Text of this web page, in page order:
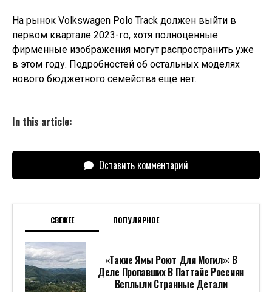
На рынок Volkswagen Polo Track должен выйти в
первом квартале 2023-го, хотя полноценные
фирменные изображения могут распространить уже
в этом году. Подробностей об остальных моделях
нового бюджетного семейства еще нет.
In this article:
Оставить комментарий
СВЕЖЕЕ ПОПУЛЯРНОЕ
«Такие Ямы Роют Для Могил»: В
Деле Пропавших В Паттайе Россиян
Всплыли Странные Детали